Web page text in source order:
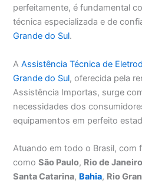
perfeitamente, é fundamental
técnica especializada e de
Grande do Sul.
AAssistência Técnica de
Grande do Sul, oferecida pela
Assistência Importas, surge
necessidades dos
equipamentos em perfeito
Atuando em todo o Brasil, com
comoSão Paulo, Rio de Janeiro
Santa Catarina, Bahia, Rio